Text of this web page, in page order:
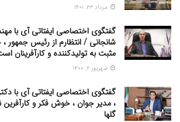
مرداد ۲۳, ۱۴۰۱
گفتگوی اختصاصی ایفتاتی آی با
شانجانی / انتظارم از رئیس
مثبت به تولیدکننده و کارآفرینان
شهریور ۶, ۱۴۰۰
گفتگوی اختصاصی ایفتاتی آی با
، مدیر جوان ، خوش فکر و
گلها